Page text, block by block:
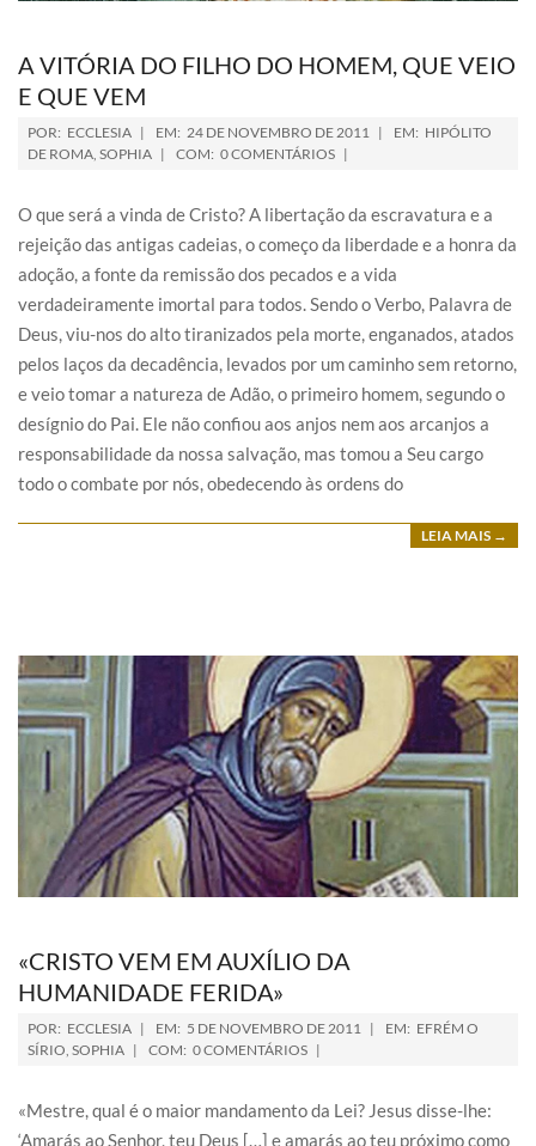
A VITÓRIA DO FILHO DO HOMEM, QUE VEIO
E QUE VEM
POR: ECCLESIA EM: 24 DE NOVEMBRO DE 2011 EM: HIPÓLITO
DE ROMA, SOPHIA COM: 0 COMENTÁRIOS
O que será a vinda de Cristo? A libertação da escravatura e a
rejeição das antigas cadeias, o começo da liberdade e a honra da
adoção, a fonte da remissão dos pecados e a vida
verdadeiramente imortal para todos. Sendo o Verbo, Palavra de
Deus, viu-nos do alto tiranizados pela morte, enganados, atados
pelos laços da decadência, levados por um caminho sem retorno,
e veio tomar a natureza de Adão, o primeiro homem, segundo o
desígnio do Pai. Ele não confiou aos anjos nem aos arcanjos a
responsabilidade da nossa salvação, mas tomou a Seu cargo
todo o combate por nós, obedecendo às ordens do
LEIA MAIS →
«CRISTO VEM EM AUXÍLIO DA
HUMANIDADE FERIDA»
POR: ECCLESIA EM: 5 DE NOVEMBRO DE 2011 EM: EFRÉM O
SÍRIO SOPHIA COM: 0 COMENTÁRIOS
«Mestre, qual é o maior mandamento da Lei? Jesus disse-lhe:
‘Amarás ao Senhor, teu Deus […] e amarás ao teu próximo como